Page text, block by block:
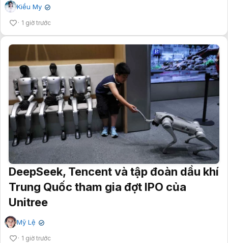
Kiều My ✔
1 giờ trước
DeepSeek, Tencent và tập đoàn dầu khí
Trung Quốc tham gia đợt IPO của
Unitree
Mỹ Lệ ✔
1 giờ trước